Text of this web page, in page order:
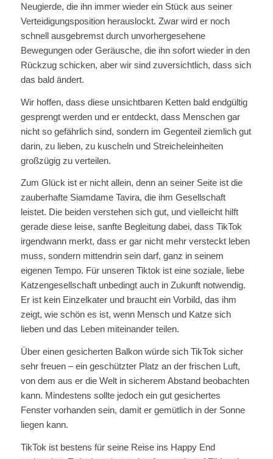
Neugierde, die ihn immer wieder ein Stück aus seiner
Verteidigungsposition herauslockt. Zwar wird er noch
schnell ausgebremst durch unvorhergesehene
Bewegungen oder Geräusche, die ihn sofort wieder in den
Rückzug schicken, aber wir sind zuversichtlich, dass sich
das bald ändert.
Wir hoffen, dass diese unsichtbaren Ketten bald endgültig
gesprengt werden und er entdeckt, dass Menschen gar
nicht so gefährlich sind, sondern im Gegenteil ziemlich gut
darin, zu lieben, zu kuscheln und Streicheleinheiten
großzügig zu verteilen.
Zum Glück ist er nicht allein, denn an seiner Seite ist die
zauberhafte Siamdame Tavira, die ihm Gesellschaft
leistet. Die beiden verstehen sich gut, und vielleicht hilft
gerade diese leise, sanfte Begleitung dabei, dass TikTok
irgendwann merkt, dass er gar nicht mehr versteckt leben
muss, sondern mittendrin sein darf, ganz in seinem
eigenen Tempo. Für unseren Tiktok ist eine soziale, liebe
Katzengesellschaft unbedingt auch in Zukunft notwendig.
Er ist kein Einzelkater und braucht ein Vorbild, das ihm
zeigt, wie schön es ist, wenn Mensch und Katze sich
lieben und das Leben miteinander teilen.
Über einen gesicherten Balkon würde sich TikTok sicher
sehr freuen – ein geschützter Platz an der frischen Luft,
von dem aus er die Welt in sicherem Abstand beobachten
kann. Mindestens sollte jedoch ein gut gesichertes
Fenster vorhanden sein, damit er gemütlich in der Sonne
liegen kann.
TikTok ist bestens für seine Reise ins Happy End